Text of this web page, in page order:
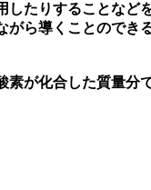
たりすることなど
ら導くことのでき
素が化合した質量分